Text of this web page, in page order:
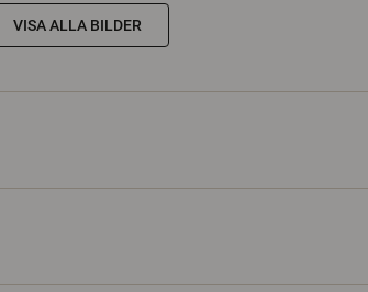
VISA ALLA BILDER